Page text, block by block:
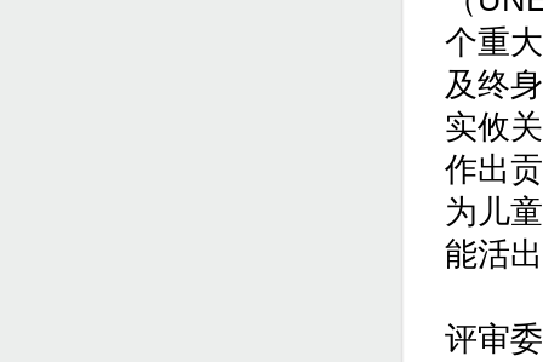
个重
及终
实攸
作出
为儿
能活
评审